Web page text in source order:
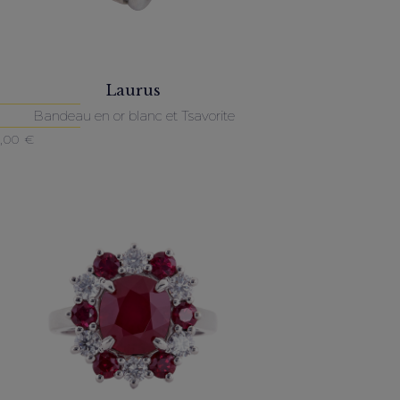
Laurus
Bandeau en or blanc et Tsavorite
€